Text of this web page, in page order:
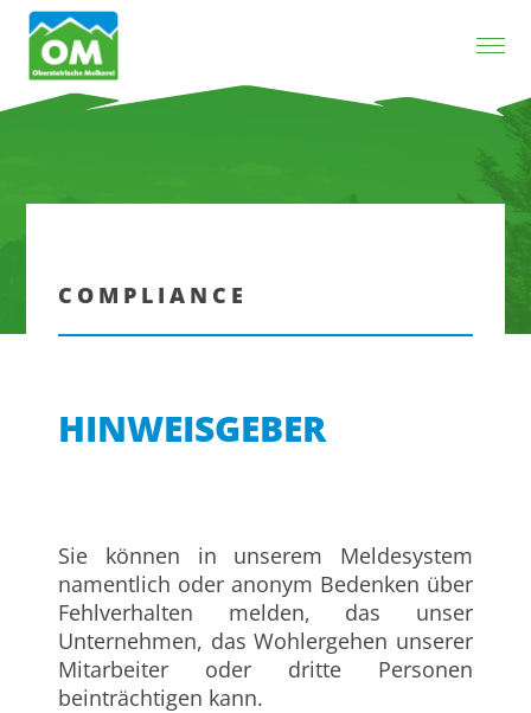
Zum Inhalt springen
COMPLIANCE
HINWEISGEBER
Sie können in unserem Meldesystem
namentlich oder anonym Bedenken über
Fehlverhalten melden, das unser
Unternehmen, das Wohlergehen unserer
Mitarbeiter oder dritte Personen
beinträchtigen kann.